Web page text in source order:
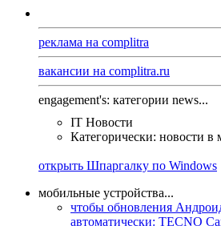
реклама на complitra
вакансии на complitra.ru
engagement's: категории news...
IT Новости
Категорически: новости в
открыть Шпаргалку по Windows
мобильные устройства...
чтобы обновления
автоматически: TECNO